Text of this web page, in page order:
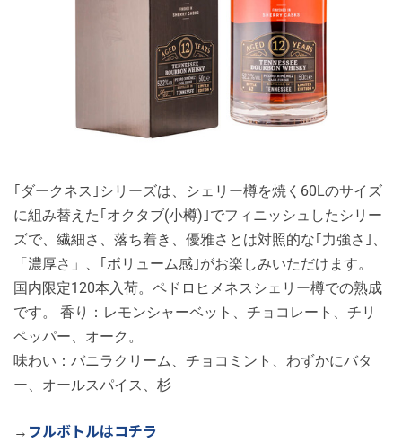
｢ダークネス｣シリーズは、シェリー樽を焼く60Lのサイズ
に組み替えた｢オクタブ(小樽)｣でフィニッシュしたシリー
ズで、繊細さ、落ち着き、優雅さとは対照的な｢力強さ｣、
「濃厚さ」、｢ボリューム感｣がお楽しみいただけます。
国内限定120本入荷。ペドロヒメネスシェリー樽での熟成
です。 香り：レモンシャーベット、チョコレート、チリ
ペッパー、オーク。
味わい：バニラクリーム、チョコミント、わずかにバタ
ー、オールスパイス、杉
→ フルボトルはコチラ